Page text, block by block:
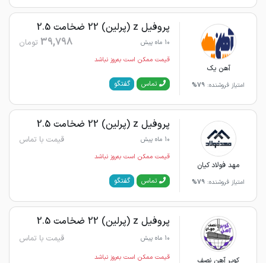
آهن یک
امتیاز فروشنده: 79%
پروفیل z (پرلین) 22 ضخامت 2.5
10 ماه پیش 39,798 تومان
قیمت ممکن است به‌روز نباشد
تماس گفتگو
مهد فولاد کیان
امتیاز فروشنده: 79%
پروفیل z (پرلین) 22 ضخامت 2.5
10 ماه پیش قیمت با تماس
قیمت ممکن است به‌روز نباشد
تماس گفتگو
پروفیل z (پرلین) 22 ضخامت 2.5
10 ماه پیش قیمت با تماس
قیمت ممکن است به‌روز نباشد